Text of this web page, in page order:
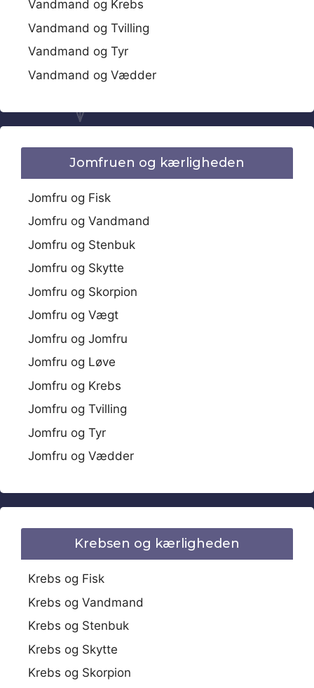
Vandmand og Krebs
Vandmand og Tvilling
Vandmand og Tyr
Vandmand og Vædder
Jomfruen og kærligheden
Jomfru og Fisk
Jomfru og Vandmand
Jomfru og Stenbuk
Jomfru og Skytte
Jomfru og Skorpion
Jomfru og Vægt
Jomfru og Jomfru
Jomfru og Løve
Jomfru og Krebs
Jomfru og Tvilling
Jomfru og Tyr
Jomfru og Vædder
Krebsen og kærligheden
Krebs og Fisk
Krebs og Vandmand
Krebs og Stenbuk
Krebs og Skytte
Krebs og Skorpion